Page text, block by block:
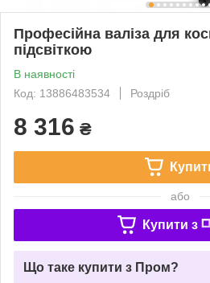
Професійна валіза для
підсвіткою
В наявності
Код: 13886483534
Роздріб
8 316 ₴
або
Купити з
Що таке купити з Пром?